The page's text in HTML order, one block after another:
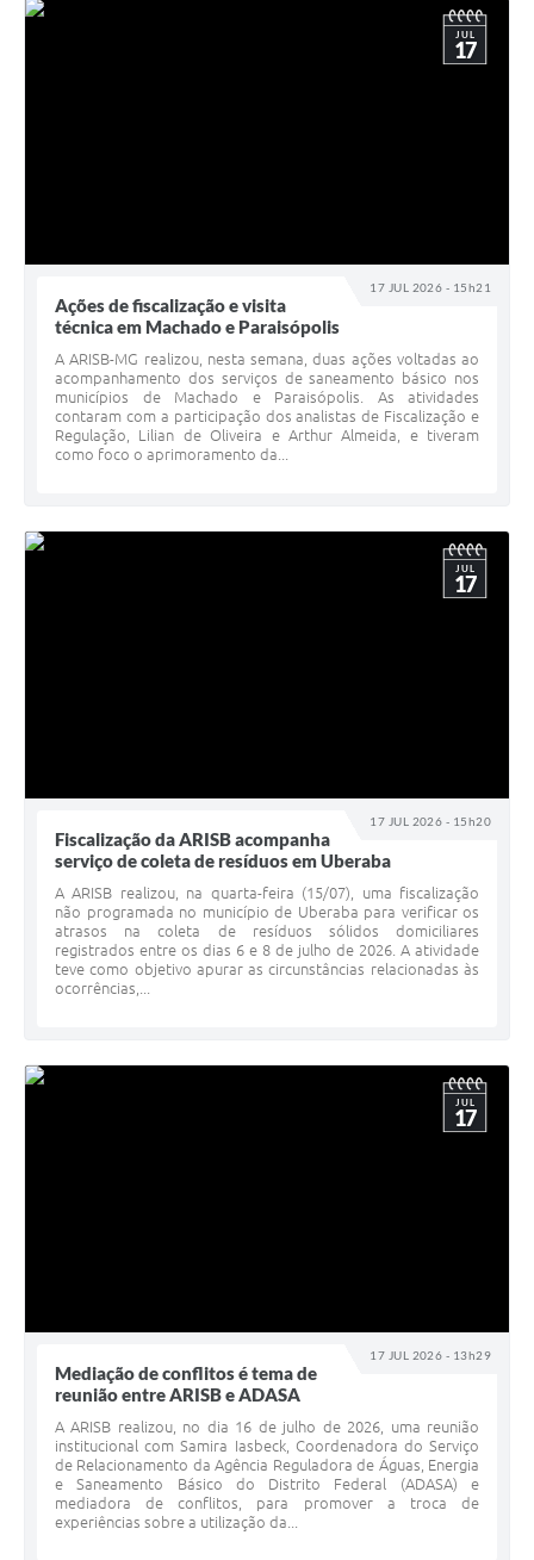
17 JUL 2026 - 15h21
JUL
17
Ações de fiscalização e visita
técnica em Machado e Paraisópolis
A ARISB-MG realizou, nesta semana, duas ações voltadas ao
acompanhamento dos serviços de saneamento básico nos
municípios de Machado e Paraisópolis. As atividades
contaram com a participação dos analistas de Fiscalização e
Regulação, Lilian de Oliveira e Arthur Almeida, e tiveram
como foco o aprimoramento da...
17 JUL 2026 - 15h20
JUL
17
Fiscalização da ARISB acompanha
serviço de coleta de resíduos em Uberaba
A ARISB realizou, na quarta-feira (15/07), uma fiscalização
não programada no município de Uberaba para verificar os
atrasos na coleta de resíduos sólidos domiciliares
registrados entre os dias 6 e 8 de julho de 2026. A atividade
teve como objetivo apurar as circunstâncias relacionadas às
ocorrências,...
17 JUL 2026 - 13h29
JUL
17
Mediação de conflitos é tema de
reunião entre ARISB e ADASA
A ARISB realizou, no dia 16 de julho de 2026, uma reunião
institucional com Samira Iasbeck, Coordenadora do Serviço
de Relacionamento da Agência Reguladora de Águas, Energia
e Saneamento Básico do Distrito Federal (ADASA) e
mediadora de conflitos, para promover a troca de
experiências sobre a utilização da...